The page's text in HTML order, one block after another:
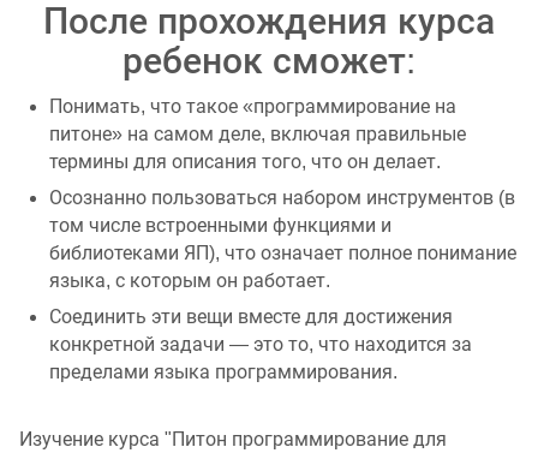
После прохождения курса
ребенок сможет:
Понимать, что такое «программирование на
питоне» на самом деле, включая правильные
термины для описания того, что он делает.
Осознанно пользоваться набором инструментов (в
том числе встроенными функциями и
библиотеками ЯП), что означает полное понимание
языка, с которым он работает.
Соединить эти вещи вместе для достижения
конкретной задачи — это то, что находится за
пределами языка программирования.
Изучение курса "Питон программирование для